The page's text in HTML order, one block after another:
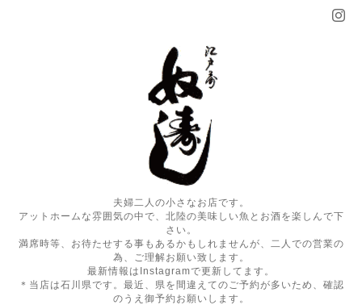
夫婦二人の小さなお店です。
アットホームな雰囲気の中で、北陸の美味しい魚とお酒を楽しんで下
さい。
満席時等、お待たせする事もあるかもしれませんが、二人での営業の
為、ご理解お願い致します。
最新情報はInstagramで更新してます。
＊当店は石川県です。最近、県を間違えてのご予約が多いため、確認
のうえ御予約お願いします。